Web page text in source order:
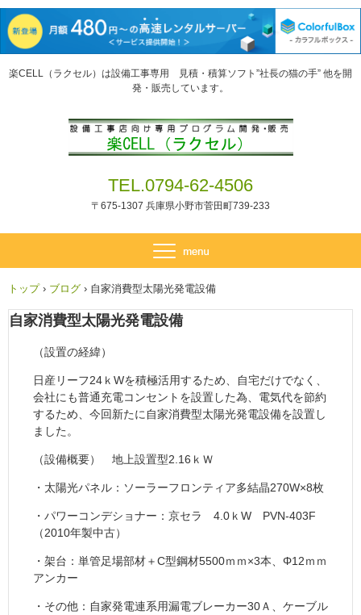
楽CELL（ラクセル）は設備工事専用 見積・積算ソフト”社長の猫の手” 他を開
発・販売しています。
TEL.0794-62-4506
〒675-1307 兵庫県小野市菅田町739-233
トップ › ブログ › 自家消費型太陽光発電設備
自家消費型太陽光発電設備
（設置の経緯）
日産リーフ24ｋWを積極活用するため、自宅だけでなく、
会社にも普通充電コンセントを設置した為、電気代を節約
するため、今回新たに自家消費型太陽光発電設備を設置し
ました。
（設備概要） 地上設置型2.16ｋＷ
・太陽光パネル：ソーラーフロンティア多結晶270W×8枚
・パワーコンデショナー：京セラ 4.0ｋW PVN-403F
（2010年製中古）
・架台：単管足場部材＋C型鋼材5500ｍｍ×3本、Φ12ｍｍ
アンカー
・その他：自家発電連系用漏電ブレーカー30Ａ、ケーブル